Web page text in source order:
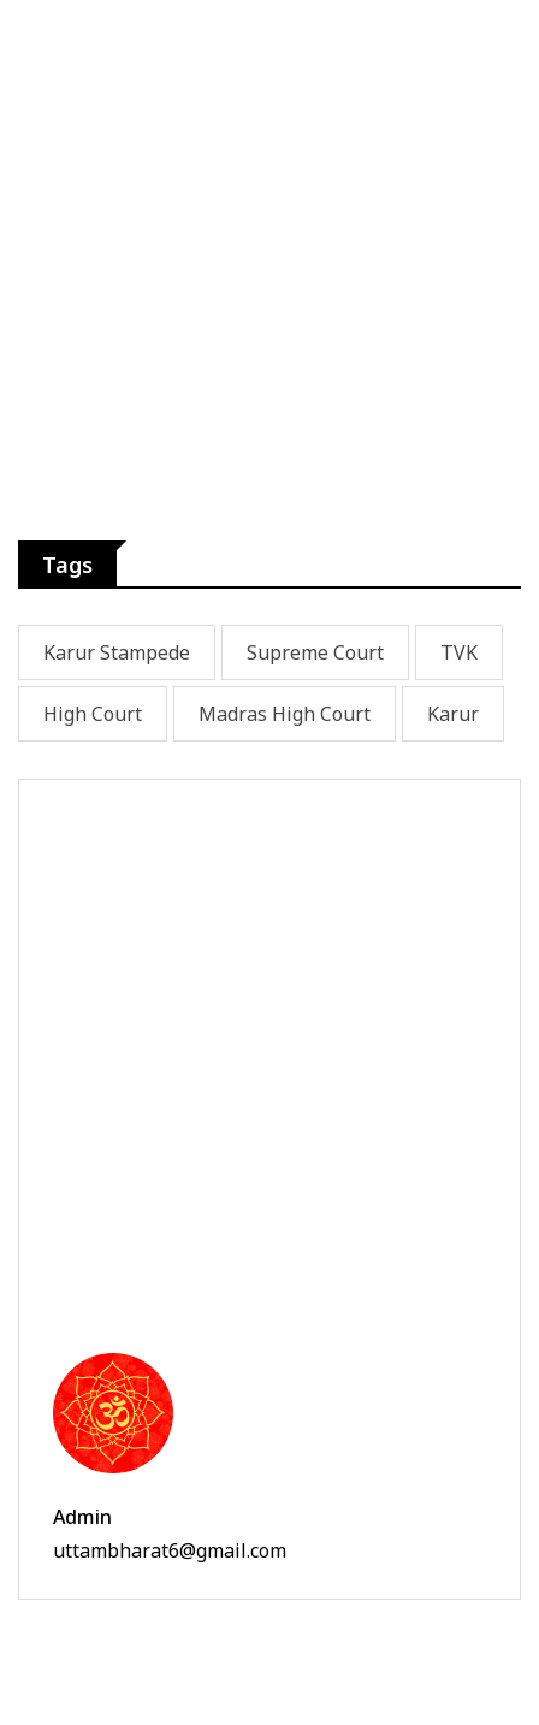
Tags
Karur Stampede Supreme Court TVK
High Court Madras High Court Karur
Admin
uttambharat6@gmail.com